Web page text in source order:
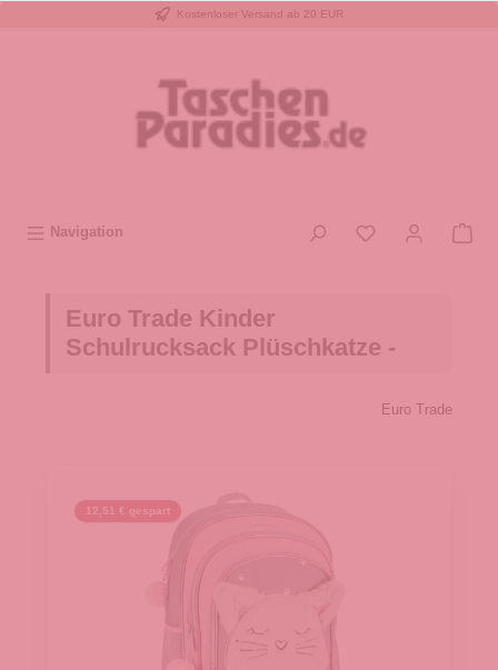
Kostenloser Versand ab 20 EUR
Navigation
Euro Trade Kinder
Schulrucksack Plüschkatze -
Euro Trade
12,51 € gespart